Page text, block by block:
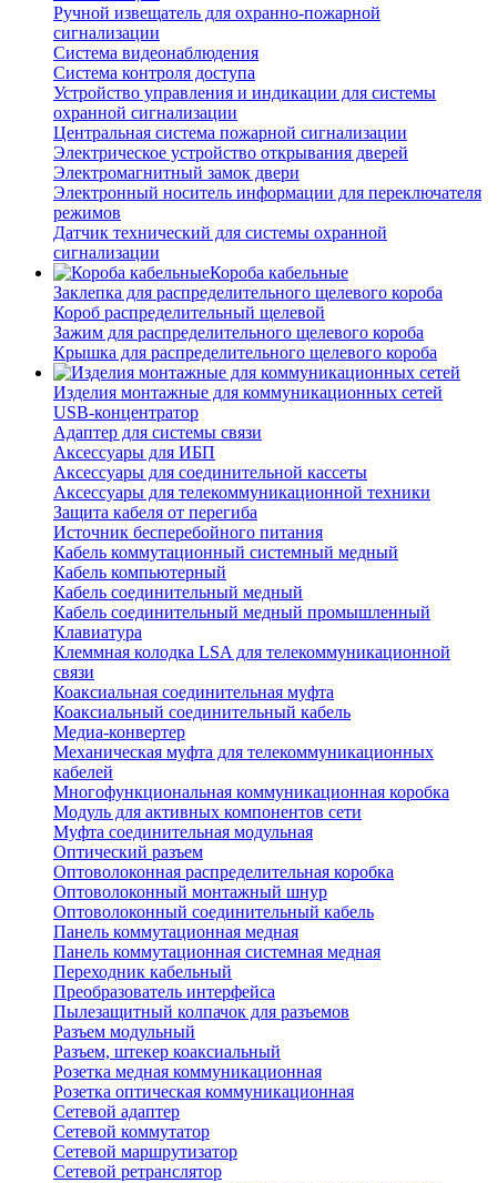
Ручной извещатель для охранно-пожарной
сигнализации
Система видеонаблюдения
Система контроля доступа
Устройство управления и индикации для системы
охранной сигнализации
Центральная система пожарной сигнализации
Электрическое устройство открывания дверей
Электромагнитный замок двери
Электронный носитель информации для переключателя
режимов
Датчик технический для системы охранной
сигнализации
Короба кабельные
Заклепка для распределительного щелевого короба
Короб распределительный щелевой
Зажим для распределительного щелевого короба
Крышка для распределительного щелевого короба
Изделия монтажные для коммуникационных сетей
USB-концентратор
Адаптер для системы связи
Аксессуары для ИБП
Аксессуары для соединительной кассеты
Аксессуары для телекоммуникационной техники
Защита кабеля от перегиба
Источник бесперебойного питания
Кабель коммутационный системный медный
Кабель компьютерный
Кабель соединительный медный
Кабель соединительный медный промышленный
Клавиатура
Клеммная колодка LSA для телекоммуникационной
связи
Коаксиальная соединительная муфта
Коаксиальный соединительный кабель
Медиа-конвертер
Механическая муфта для телекоммуникационных
кабелей
Многофункциональная коммуникационная коробка
Модуль для активных компонентов сети
Муфта соединительная модульная
Оптический разъем
Оптоволоконная распределительная коробка
Оптоволоконный монтажный шнур
Оптоволоконный соединительный кабель
Панель коммутационная медная
Панель коммутационная системная медная
Переходник кабельный
Преобразователь интерфейса
Пылезащитный колпачок для разъемов
Разъем модульный
Разъем, штекер коаксиальный
Розетка медная коммуникационная
Розетка оптическая коммуникационная
Сетевой адаптер
Сетевой коммутатор
Сетевой маршрутизатор
Сетевой ретранслятор